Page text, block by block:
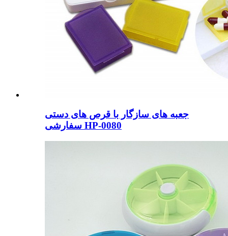
جعبه های سازگار با قرص های دستی
سفارشی HP-0080